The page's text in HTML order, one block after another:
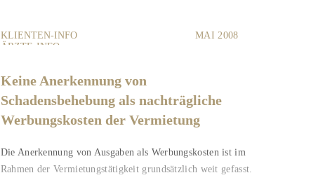
KLIENTEN-INFO
ÄRZTE-INFO
MAI 2008
Keine Anerkennung von
Schadensbehebung als nachträgliche
Werbungskosten der Vermietung
Die Anerkennung von Ausgaben als Werbungskosten ist im
Rahmen der Vermietungstätigkeit grundsätzlich weit gefasst.